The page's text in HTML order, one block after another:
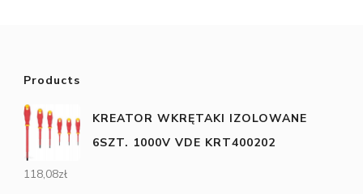
Products
KREATOR WKRĘTAKI IZOLOWANE
6SZT. 1000V VDE KRT400202
118,08zł